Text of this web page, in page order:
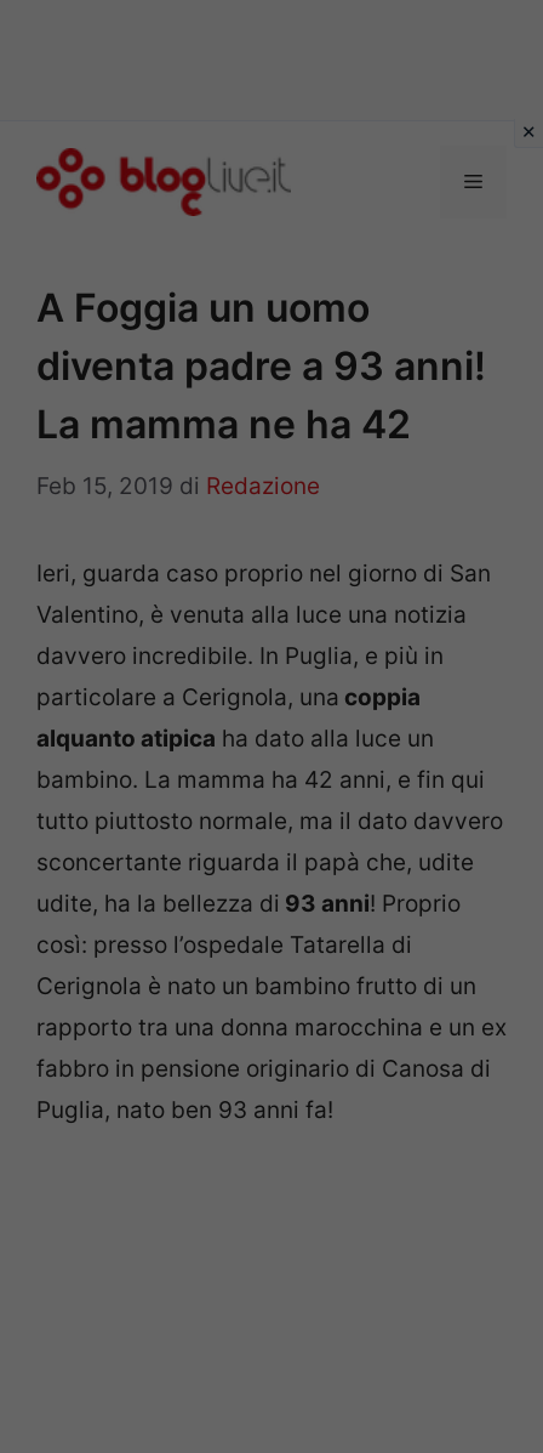
Menu
A Foggia un uomo
diventa padre a 93 anni!
La mamma ne ha 42
Feb 15, 2019 di Redazione
Ieri, guarda caso proprio nel giorno di San
Valentino, è venuta alla luce una notizia
davvero incredibile. In Puglia, e più in
particolare a Cerignola, una coppia
alquanto atipica ha dato alla luce un
bambino. La mamma ha 42 anni, e fin qui
tutto piuttosto normale, ma il dato davvero
sconcertante riguarda il papà che, udite
udite, ha la bellezza di 93 anni! Proprio
così: presso l’ospedale Tatarella di
Cerignola è nato un bambino frutto di un
rapporto tra una donna marocchina e un ex
fabbro in pensione originario di Canosa di
Puglia, nato ben 93 anni fa!